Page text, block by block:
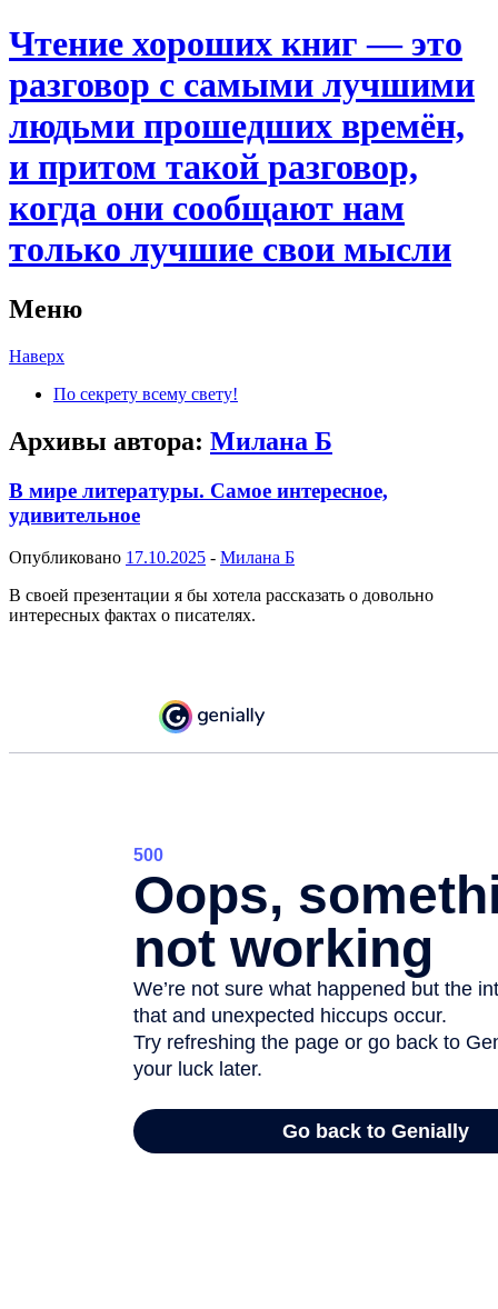
Чтение хороших книг — это
разговор с самыми лучшими
людьми прошедших времён,
и притом такой разговор,
когда они сообщают нам
только лучшие свои мысли
Меню
Наверх
По секрету всему свету!
Архивы автора: Милана Б
В мире литературы. Самое интересное,
удивительное
Опубликовано 17.10.2025 - Милана Б
В своей презентации я бы хотела рассказать о довольно
интересных фактах о писателях.